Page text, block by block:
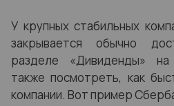
У крупных стабильных
закрывается обычно
разделе «Дивиденды»
также посмотреть, как
компании. Вот пример